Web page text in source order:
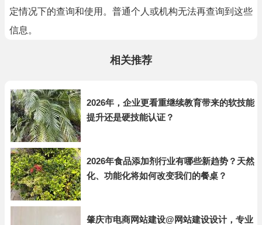
定情况下的查询和使用。普通个人或机构无法再查询到这些
信息。
相关推荐
2026年，企业更看重继续教育带来的软技能
提升还是硬技能认证？
2026年食品添加剂行业有哪些新趋势？天然
化、功能化将如何改变我们的餐桌？
肇庆市电商网站建设@网站建设设计，专业